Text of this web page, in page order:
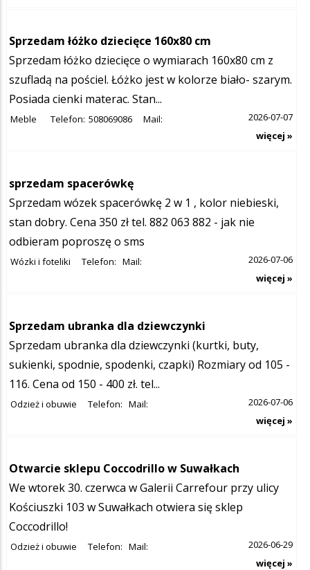
Sprzedam łóżko dziecięce 160x80 cm
Sprzedam łóżko dziecięce o wymiarach 160x80 cm z
szufladą na pościel. Łóżko jest w kolorze biało- szarym.
Posiada cienki materac. Stan...
Meble Telefon: 508069086 Mail:
2026-07-07
więcej »
sprzedam spacerówkę
Sprzedam wózek spacerówkę 2 w 1 , kolor niebieski,
stan dobry. Cena 350 zł tel. 882 063 882 - jak nie
odbieram poproszę o sms
Wózki i foteliki Telefon: Mail:
2026-07-06
więcej »
Sprzedam ubranka dla dziewczynki
Sprzedam ubranka dla dziewczynki (kurtki, buty,
sukienki, spodnie, spodenki, czapki) Rozmiary od 105 -
116. Cena od 150 - 400 zł. tel...
Odzież i obuwie Telefon: Mail:
2026-07-06
więcej »
Otwarcie sklepu Coccodrillo w Suwałkach
We wtorek 30. czerwca w Galerii Carrefour przy ulicy
Kościuszki 103 w Suwałkach otwiera się sklep
Coccodrillo!
Odzież i obuwie Telefon: Mail:
2026-06-29
więcej »